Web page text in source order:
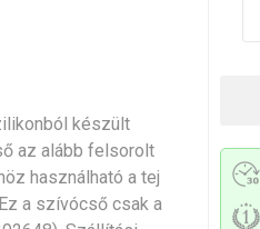
Fűtőelemek és spirálok
készült
az alább felsorolt
használható a tej
a szívócső csak a